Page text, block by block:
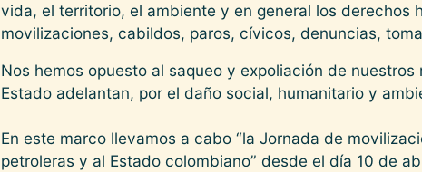
vida, el territorio, el ambiente y en general los derechos
movilizaciones, cabildos, paros, cívicos, denuncias,
Nos hemos opuesto al saqueo y expoliación de
Estado adelantan, por el daño social, humanitario y
En este marco llevamos a cabo “la Jornada de
petroleras y al Estado colombiano” desde el día 10 de